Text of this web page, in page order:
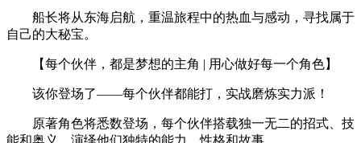
船长将从东海启航，重温旅程中的热血与感动，寻找属于
自己的大秘宝。
【每个伙伴，都是梦想的主角 | 用心做好每一个角色】
该你登场了——每个伙伴都能打，实战磨炼实力派！
原著角色将悉数登场，每个伙伴搭载独一无二的招式、技